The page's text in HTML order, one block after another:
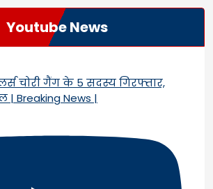
Youtube News
चोरी गैंग के 5 सदस्य गिरफ्तार,
Breaking News |